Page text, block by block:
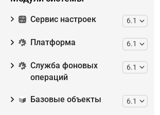
Сервис настроек 6.1
Платформа 6.1
Служба фоновых
операций
6.1
Базовые объекты 6.1